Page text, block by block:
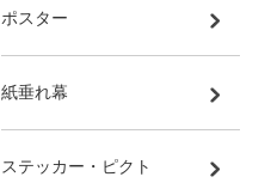
ポスター
紙垂れ幕
ステッカー・ピクト